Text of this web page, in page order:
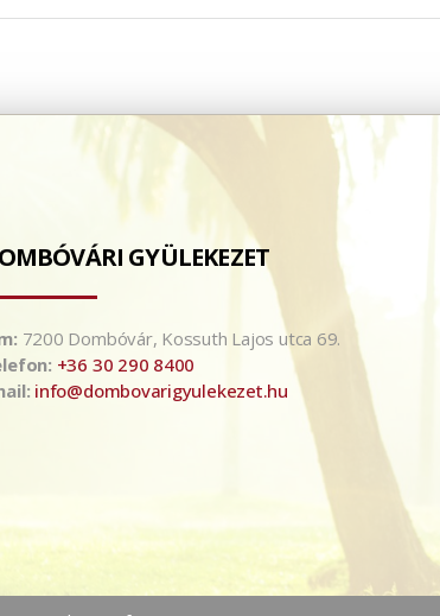
GYÜLEKEZET
7200 Dombóvár, Kossuth Lajos utca 69.
+36 30 290 8400
info@dombovarigyulekezet.hu